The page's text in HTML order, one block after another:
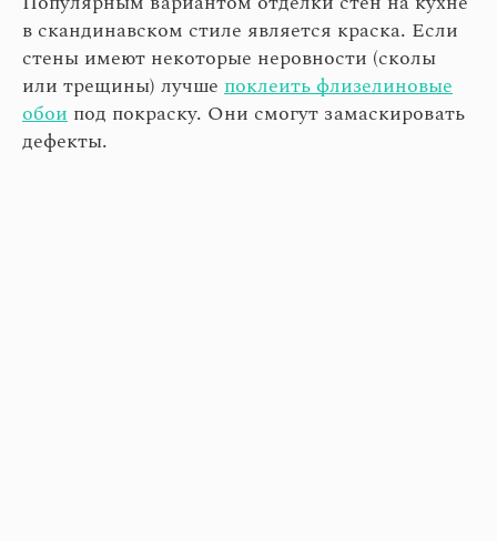
в скандинавском стиле является краска. Если
стены имеют некоторые неровности (сколы
или трещины) лучше поклеить флизелиновые
обои под покраску. Они смогут замаскировать
дефекты.